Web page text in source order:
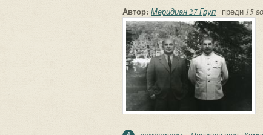
Автор: Меридиан 27 Груп преди 15